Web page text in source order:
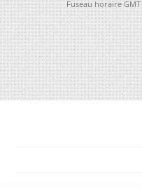
Fuseau horaire